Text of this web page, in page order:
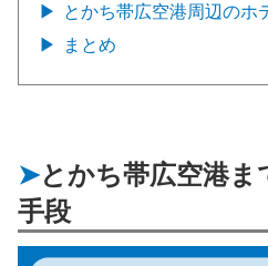
とかち帯広空港周辺のホ
まとめ
とかち帯広空港ま
手段